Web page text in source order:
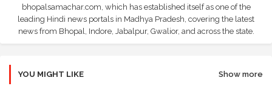
bhopalsamachar.com, which has established itself as one of the
leading Hindi news portals in Madhya Pradesh, covering the latest
news from Bhopal, Indore, Jabalpur, Gwalior, and across the state.
YOU MIGHT LIKE Show more